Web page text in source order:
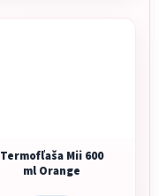
Termofľaša Mii 600
ml Orange